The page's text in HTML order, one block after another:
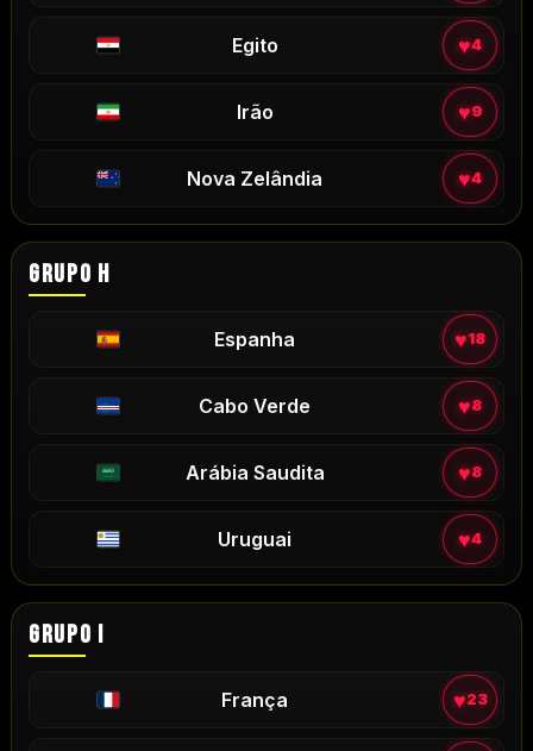
Egito ♥4
Irão ♥9
Nova Zelândia ♥4
GRUPO H
Espanha ♥18
Cabo Verde ♥8
Arábia Saudita ♥8
Uruguai ♥4
GRUPO I
França ♥23